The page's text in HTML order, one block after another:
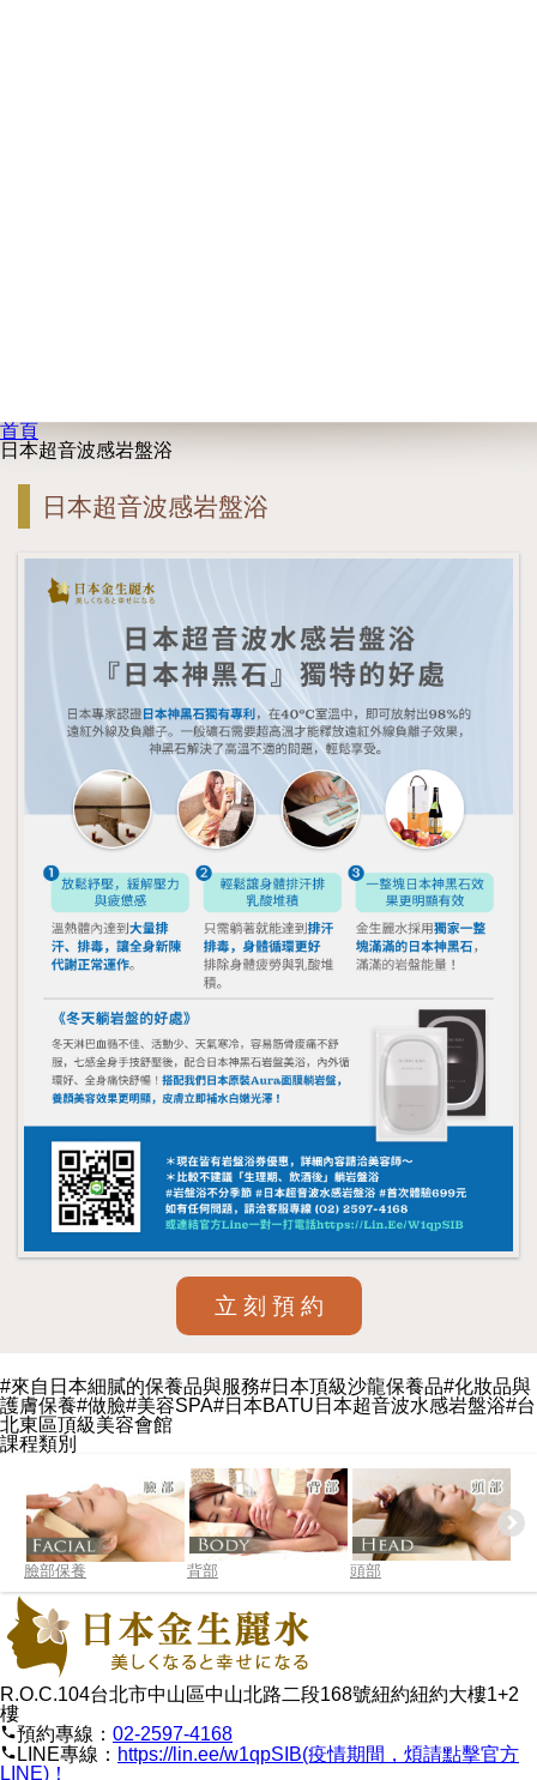
首頁
日本超音波感岩盤浴
日本超音波感岩盤浴
立 刻 預 約
#來自日本細膩的保養品與服務#日本頂級沙龍保養品#化妝品與
護膚保養#做臉#美容SPA#日本BATU日本超音波水感岩盤浴#台
北東區頂級美容會館
課程類別
臉部保養 背部 頭部
R.O.C.104台北市中山區中山北路二段168號紐約紐約大樓1+2
樓
phone預約專線： 02-2597-4168
phone LINE專線： https://lin.ee/w1qpSIB(疫情期間，煩請點擊官方
LINE)！